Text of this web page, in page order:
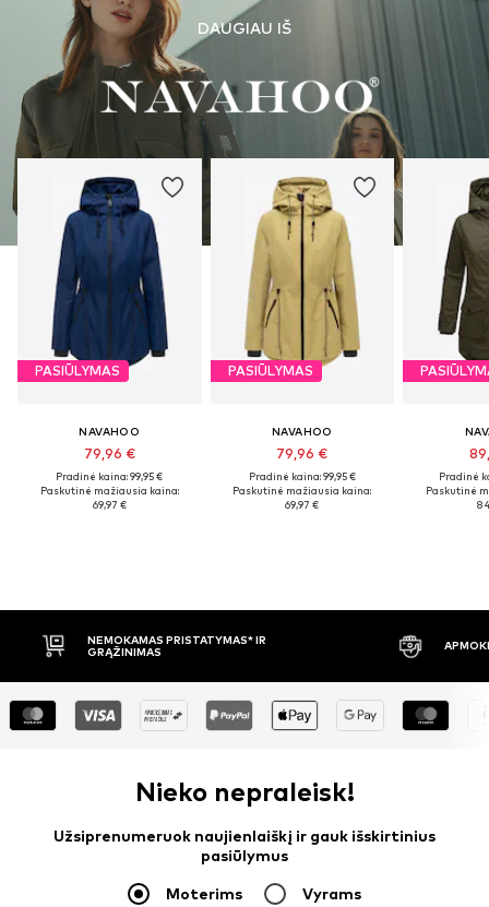
DAUGIAU IŠ
PASIŪLYMAS
NAVAHOO
79,96 €
Pradinė kaina: 99,95 €
Paskutinė mažiausia kaina:
69,97 €
PASIŪLYMAS
NAVAHOO
79,96 €
Pradinė kaina: 99,95 €
Paskutinė mažiausia kaina:
69,97 €
Pradinė
Paskutinė
APMOKĖJIMAS PRISTAČIUS 30 DIENŲ
Nieko nepraleisk!
Užsiprenumeruok naujienlaiškį ir gauk išskirtinius
pasiūlymus
Moterims Vyrams